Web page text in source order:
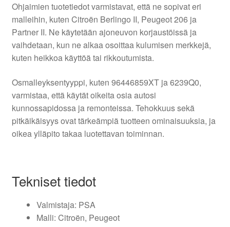
Ohjaimien tuotetiedot varmistavat, että ne sopivat eri
malleihin, kuten Citroën Berlingo II, Peugeot 206 ja
Partner II. Ne käytetään ajoneuvon korjaustöissä ja
vaihdetaan, kun ne alkaa osoittaa kulumisen merkkejä,
kuten heikkoa käyttöä tai rikkoutumista.
Osmalleyksentyyppi, kuten 96446859XT ja 6239Q0,
varmistaa, että käytät oikeita osia autosi
kunnossapidossa ja remonteissa. Tehokkuus sekä
pitkäikäisyys ovat tärkeämpiä tuotteen ominaisuuksia, ja
oikea ylläpito takaa luotettavan toiminnan.
Tekniset tiedot
Valmistaja: PSA
Malli: Citroën, Peugeot